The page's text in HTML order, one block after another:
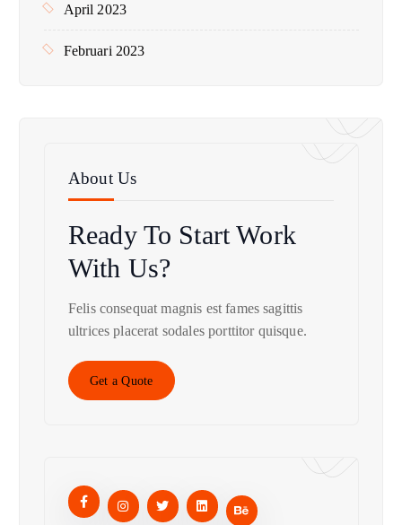
April 2023
Februari 2023
About Us
Ready To StartWork
With Us?
Felis consequat magnis est fames sagittis
ultrices placerat sodales porttitor quisque.
Get a Quote